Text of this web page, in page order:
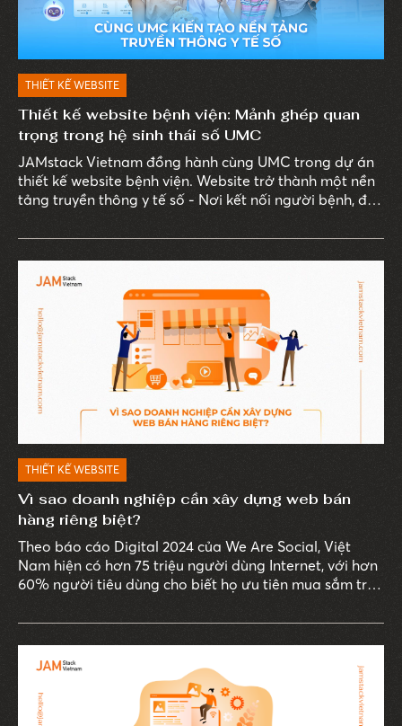
THIẾT KẾ WEBSITE
Thiết kế website bệnh viện: Mảnh ghép quan
trọng trong hệ sinh thái số UMC
JAMstack Vietnam đồng hành cùng UMC trong dự án
thiết kế website bệnh viện. Website trở thành một nền
tảng truyền thông y tế số - Nơi kết nối người bệnh, đội
thông chuyên môn.
THIẾT KẾ WEBSITE
Vì sao doanh nghiệp cần xây dựng web bán
hàng riêng biệt?
Theo báo cáo Digital 2024 của We Are Social, Việt
Nam hiện có hơn 75 triệu người dùng Internet, với hơn
60% người tiêu dùng cho biết họ ưu tiên mua sắm trực
này thúc đẩy sự phát triển của các sàn thương mại
điện tử, đồng thời đặt ra yêu cầu cấp thiết cho các
doanh nghiệp về việc sở hữu một website bán hàng